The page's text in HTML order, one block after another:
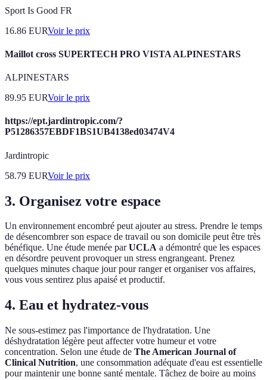
Sport Is Good FR
16.86 EURVoir le prix
Maillot cross SUPERTECH PRO VISTA ALPINESTARS
ALPINESTARS
89.95 EURVoir le prix
https://ept.jardintropic.com/?
P51286357EBDF1BS1UB4138ed03474V4
Jardintropic
58.79 EURVoir le prix
3. Organisez votre espace
Un environnement encombré peut ajouter au stress. Prendre le temps
de désencombrer son espace de travail ou son domicile peut être très
bénéfique. Une étude menée parUCLA a démontré que les espaces
en désordre peuvent provoquer un stress engrangeant. Prenez
quelques minutes chaque jour pour ranger et organiser vos affaires,
vous vous sentirez plus apaisé et productif.
4. Eau et hydratez-vous
Ne sous-estimez pas l'importance de l'hydratation. Une
déshydratation légère peut affecter votre humeur et votre
concentration. Selon une étude de The American Journal of
Clinical Nutrition, une consommation adéquate d'eau est essentielle
pour maintenir une bonne santé mentale. Tâchez de boire au moins